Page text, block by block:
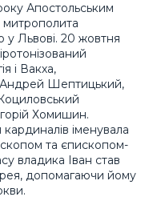
Апостольським
Львові. 20 жовтня
і Вакха,
Андрей Шептицький,
Хомишин.
іменувала
та єпископом-
владика Іван став
допомагаючи йому